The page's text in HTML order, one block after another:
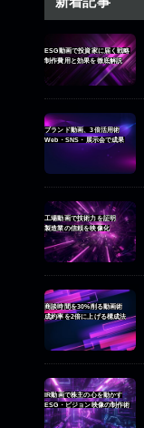
ESG動画で投資家に届く戦略
制作費用と効果を徹底解説
ブランド動画、3倍活用術
Web・SNS・展示会で成果
工場動画で技術力を証明
製造業の信頼を映像化
商談時間を30%削る動画術
成約率を2倍に上げる構成法
IR動画で株主の心を動かす
ESG・ビジョン映像の制作術